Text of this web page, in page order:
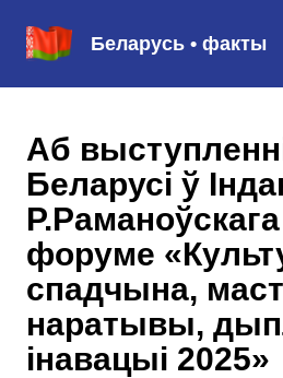
Беларусь • факты
Аб
Беларусі ў
форуме
спадчына,
наратывы,
інавацыі 2025»